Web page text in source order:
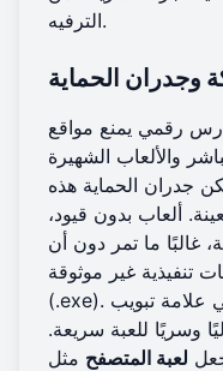
الترفيه.
وجدران الحماية
رقمي يمنع مواقع
والألعاب الشهيرة
جدران الحماية هذه
ألعاب بدون قيود،
ما تمر دون أن
تنفيذية غير موثوقة
(.exe). بدلاً من ذلك، تعمل بأمان في علامة تبويب
وسريًا للعبة سريعة.
لعبة المتصفح مثل Funny